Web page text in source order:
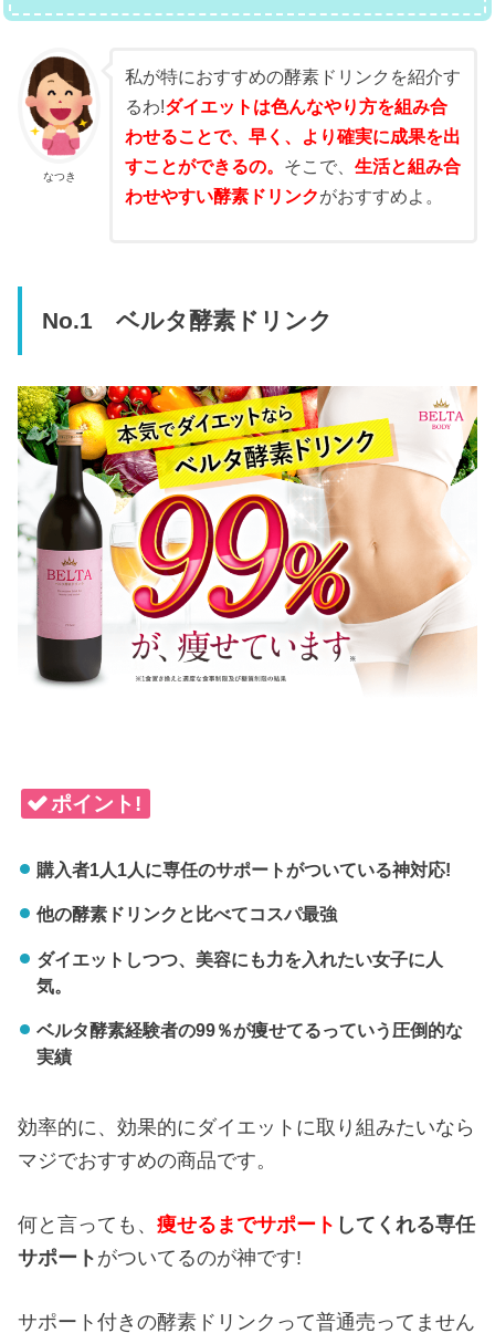
なつき
私が特におすすめの酵素ドリンクを紹介す
るわ!ダイエットは色んなやり方を組み合
わせることで、早く、より確実に成果を出
すことができるの。 そこで、 生活と組み合
わせやすい酵素ドリンクがおすすめよ。
No.1 ベルタ酵素ドリンク
ポイント!
購入者1人1人に専任のサポートがついている神対応!
他の酵素ドリンクと比べてコスパ最強
ダイエットしつつ、美容にも力を入れたい女子に人
気。
ベルタ酵素経験者の99％が痩せてるっていう圧倒的な
実績
効率的に、効果的にダイエットに取り組みたいなら
マジでおすすめの商品です。
何と言っても、痩せるまでサポート してくれる専任
サポート がついてるのが神です!
サポート付きの酵素ドリンクって普通売ってません